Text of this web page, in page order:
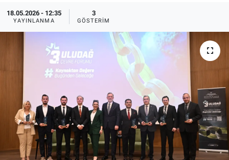
18.05.2026 - 12:35
YAYINLANMA
3
GÖSTERIM
Tüm Haberler
İletişim
Künye
Süper Lig Puan Durumu ve Fikstür
Tüm Manşetler
Son Dakika Haberleri
Haber Arşivi